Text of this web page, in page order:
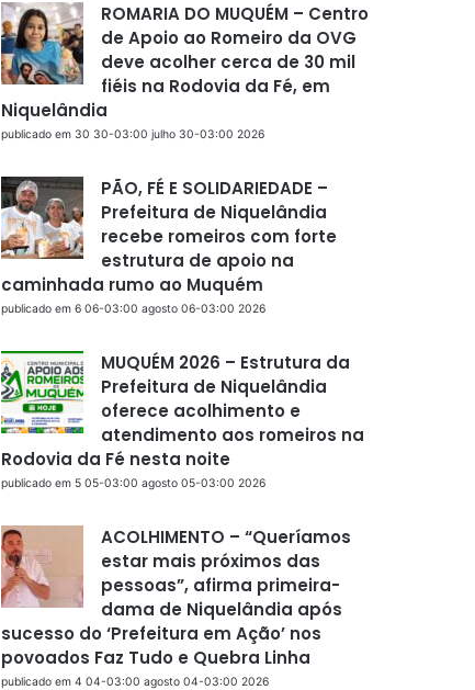
ROMARIA DO MUQUÉM – Centro
de Apoio ao Romeiro da OVG
deve acolher cerca de 30 mil
fiéis na Rodovia da Fé, em
Niquelândia
publicado em 30 30-03:00 julho 30-03:00 2026
PÃO, FÉ E SOLIDARIEDADE –
Prefeitura de Niquelândia
recebe romeiros com forte
estrutura de apoio na
caminhada rumo ao Muquém
publicado em 6 06-03:00 agosto 06-03:00 2026
MUQUÉM 2026 – Estrutura da
Prefeitura de Niquelândia
oferece acolhimento e
atendimento aos romeiros na
Rodovia da Fé nesta noite
publicado em 5 05-03:00 agosto 05-03:00 2026
ACOLHIMENTO – “Queríamos
estar mais próximos das
pessoas”, afirma primeira-
dama de Niquelândia após
sucesso do ‘Prefeitura em Ação’ nos
povoados Faz Tudo e Quebra Linha
publicado em 4 04-03:00 agosto 04-03:00 2026